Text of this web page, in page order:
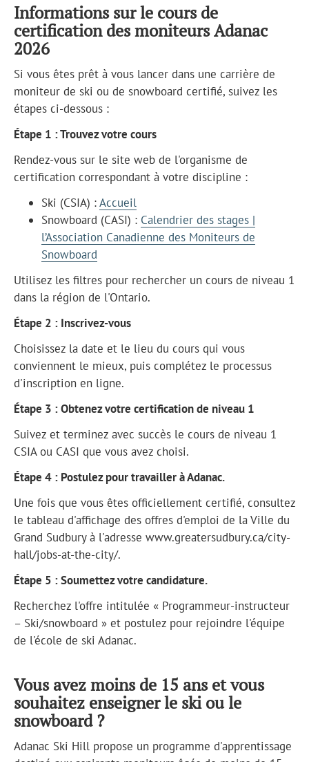
Informations sur le cours de
certification des moniteurs Adanac
2026
Si vous êtes prêt à vous lancer dans une carrière de
moniteur de ski ou de snowboard certifié, suivez les
étapes ci-dessous :
Étape 1 : Trouvez votre cours
Rendez-vous sur le site web de l'organisme de
certification correspondant à votre discipline :
Ski (CSIA) :Accueil
Snowboard (CASI) : Calendrier des stages |
l’Association Canadienne des Moniteurs de
Snowboard
Utilisez les filtres pour rechercher un cours de niveau 1
dans la région de l'Ontario.
Étape 2 : Inscrivez-vous
Choisissez la date et le lieu du cours qui vous
conviennent le mieux, puis complétez le processus
d'inscription en ligne.
Étape 3 : Obtenez votre certification de niveau 1
Suivez et terminez avec succès le cours de niveau 1
CSIA ou CASI que vous avez choisi.
Étape 4 : Postulez pour travailler à Adanac.
Une fois que vous êtes officiellement certifié, consultez
le tableau d'affichage des offres d'emploi de la Ville du
Grand Sudbury à l'adresse www.greatersudbury.ca/city-
hall/jobs-at-the-city/.
Étape 5 : Soumettez votre candidature.
Recherchez l'offre intitulée « Programmeur-instructeur
– Ski/snowboard » et postulez pour rejoindre l'équipe
de l'école de ski Adanac.
Vous avez moins de 15 ans et vous
souhaitez enseigner le ski ou le
snowboard ?
Adanac Ski Hill propose un programme d'apprentissage